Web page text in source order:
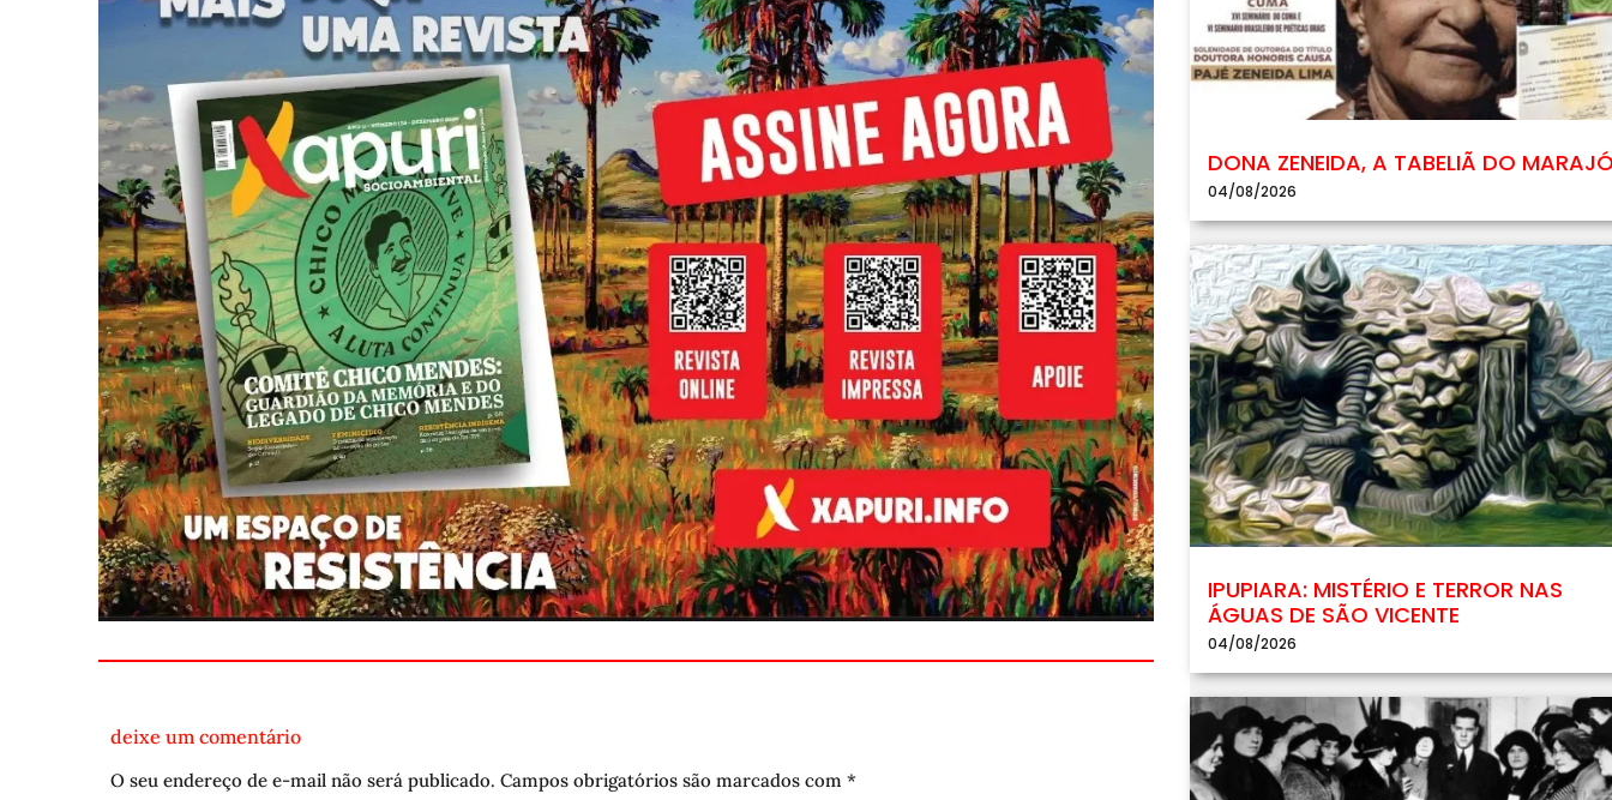
deixe um comentário
O seu endereço de e-mail não será publicado. Campos obrigatórios são marcados com *
DONA ZENEIDA, A TABELIÃ DO
04/08/2026
IPUPIARA: MISTÉRIO E TERROR NAS
ÁGUAS DE SÃO VICENTE
04/08/2026